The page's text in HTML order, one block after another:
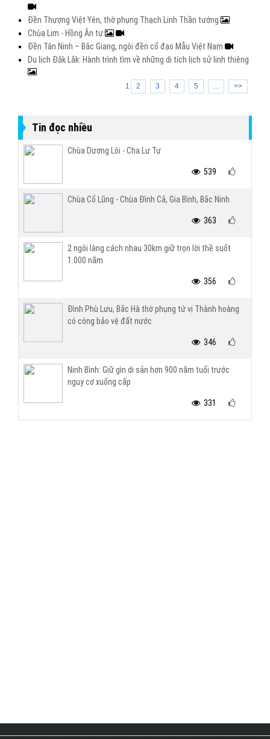
Đền Thượng Việt Yên, thờ phụng Thạch Linh Thần tướng
Chùa Lim - Hồng Ân tự
Đền Tân Ninh – Bắc Giang, ngôi đền cổ đạo Mẫu Việt Nam
Du lịch Đắk Lắk: Hành trình tìm về những di tích lịch sử linh thiêng
1 2 3 4 5 ... >>
Tin đọc nhiều
Chùa Dương Lôi - Cha Lư Tự
539
Chùa Cổ Lũng - Chùa Đình Cả, Gia Bình, Bắc Ninh
363
2 ngôi làng cách nhau 30km giữ trọn lời thề suốt
1.000 năm
356
Đình Phù Lưu, Bắc Hà thờ phụng tứ vị Thành hoàng
có công bảo vệ đất nước
346
Ninh Bình: Giữ gìn di sản hơn 900 năm tuổi trước
nguy cơ xuống cấp
331